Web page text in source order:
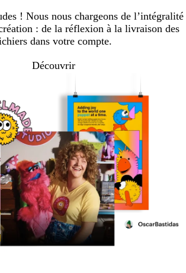
! Nous nous chargeons de l’intégralité
: de la réflexion à la livraison des
dans votre compte.
Découvrir